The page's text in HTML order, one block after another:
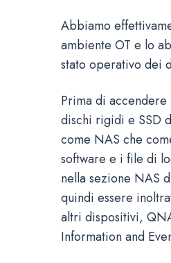
Abbiamo
ambiente OT e lo
stato operativo dei
Prima di
dischi rigidi e SSD
come NAS che
software e i file di
nella sezione NAS
quindi essere
altri dispositivi,
Information and